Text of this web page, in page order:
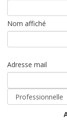
Nom affiché
Adresse mail